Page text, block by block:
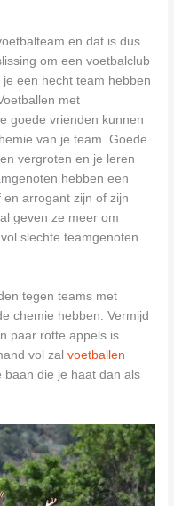
en dat is dus
om een voetbalclub
een hecht team hebben
met
goede vrienden kunnen
van je team. Goede
vergroten en je leren
hebben een
arrogant zijn of zijn
geven ze meer om
slechte teamgenoten
tegen teams met
chemie hebben. Vermijd
paar rotte appels is
vol zalvoetballen
baan die je haat dan als